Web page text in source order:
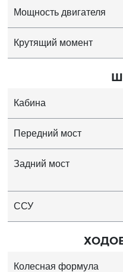
Мощность двигателя
Крутящий момент
Кабина
Передний мост
Задний мост
ССУ
Колесная формула